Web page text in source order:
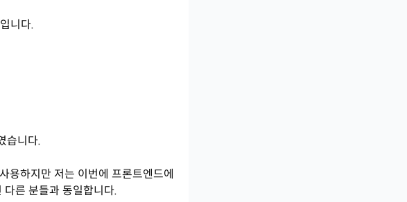
니다.
습니다.
하지만 저는 이번에 프론트엔드에
른 분들과 동일합니다.